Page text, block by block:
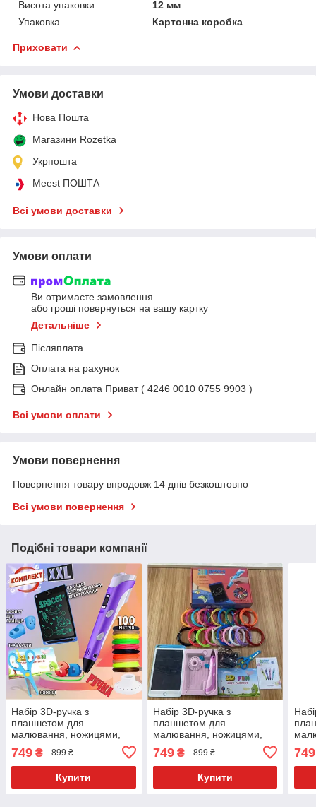
Висота упаковки
12 мм
Упаковка
Картонна коробка
Приховати
Умови доставки
Нова Пошта
Магазини Rozetka
Укрпошта
Meest ПОШТА
Всі умови доставки
Умови оплати
Ви отримаєте замовлення
або гроші повернуться на вашу картку
Детальніше
Післяплата
Оплата на рахунок
Онлайн оплата Приват ( 4246 0010 0755 9903 )
Всі умови оплати
Умови повернення
Повернення товару впродовж 14 днів безкоштовно
Всі умови повернення
Подібні товари компанії
Набір 3D-ручка з
планшетом для
малювання, ножицями,
3DPen 6 + 100 метрів
різнобарвного PLA
749 ₴ 899 ₴
Купити
Набір 3D-ручка з
планшетом для
малювання, ножицями,
3DPen 6 + 100 метрів
різнобарвного
749₴ 899 ₴
Купити
749